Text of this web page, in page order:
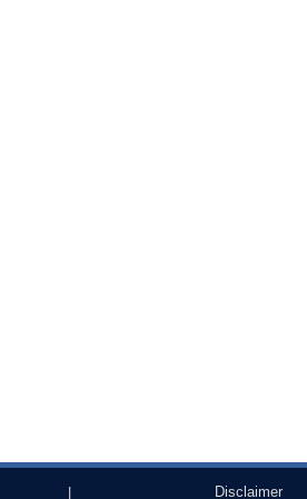
Disclaimer